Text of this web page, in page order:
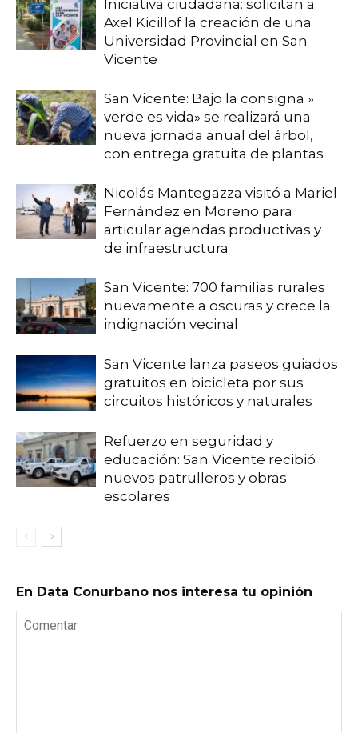
Iniciativa ciudadana: solicitan a
Axel Kicillof la creación de una
Universidad Provincial en San
Vicente
San Vicente: Bajo la consigna »
verde es vida» se realizará una
nueva jornada anual del árbol,
con entrega gratuita de plantas
Nicolás Mantegazza visitó a Mariel
Fernández en Moreno para
articular agendas productivas y
de infraestructura
San Vicente: 700 familias rurales
nuevamente a oscuras y crece la
indignación vecinal
San Vicente lanza paseos guiados
gratuitos en bicicleta por sus
circuitos históricos y naturales
Refuerzo en seguridad y
educación: San Vicente recibió
nuevos patrulleros y obras
escolares
En Data Conurbano nos interesa tu opinión